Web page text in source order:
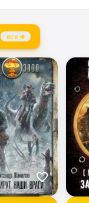
все →